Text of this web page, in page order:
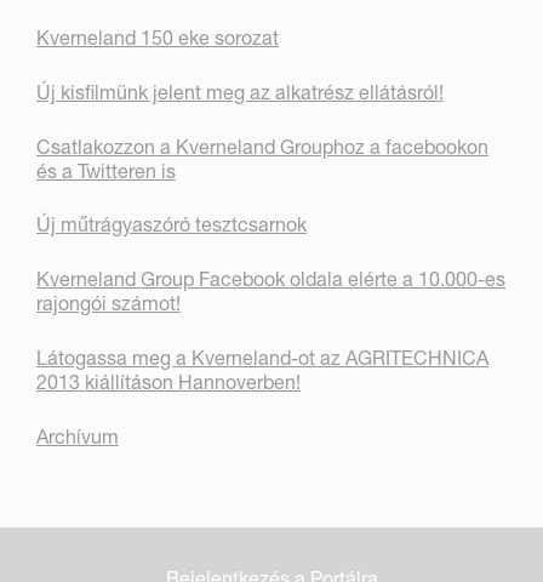
Kverneland 150 eke sorozat
Új kisfilmünk jelent meg az alkatrész ellátásról!
Csatlakozzon a Kverneland Grouphoz a facebookon
és a Twitteren is
Új műtrágyaszóró tesztcsarnok
Kverneland Group Facebook oldala elérte a 10.000-es
rajongói számot!
Látogassa meg a Kverneland-ot az AGRITECHNICA
2013 kiállításon Hannoverben!
Archívum